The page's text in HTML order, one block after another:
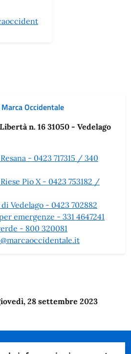
Occidentale
n. 16 31050 - Vedelago
- 0423 717315 / 340
Pio X - 0423 753182 /
Vedelago - 0423 702882
emergenze - 331 4647241
- 800 320081
28 settembre 2023